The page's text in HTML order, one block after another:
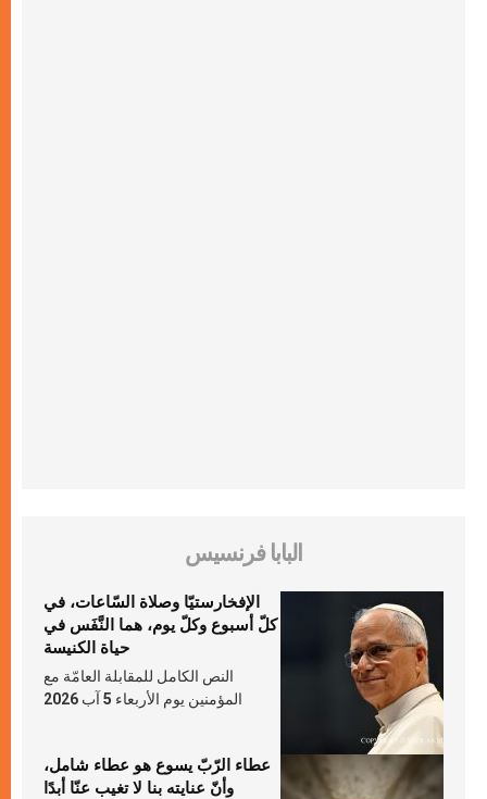
البابا فرنسيس
الإفخارستيّا وصلاة السّاعات، في
كلّ أسبوع وكلّ يوم، هما النَّفَس في
حياة الكنيسة
النص الكامل للمقابلة العامّة مع
المؤمنين يوم الأربعاء 5 آب 2026
عطاء الرّبّ يسوع هو عطاء شامل،
وأنّ عنايته بنا لا تغيب عنّا أبدًا